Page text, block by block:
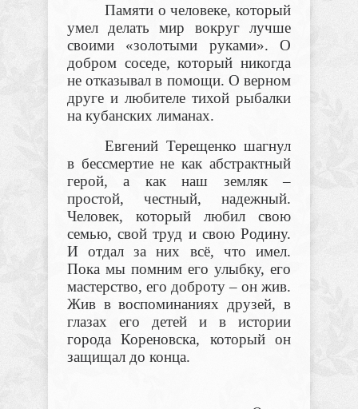
Памяти о человеке, который
умел делать мир вокруг лучше
своими «золотыми руками». О
добром соседе, который никогда
не отказывал в помощи. О верном
друге и любителе тихой рыбалки
на кубанских лиманах.
Евгений Терещенко шагнул
в бессмертие не как абстрактный
герой, а как наш земляк –
простой, честный, надежный.
Человек, который любил свою
семью, свой труд и свою Родину.
И отдал за них всё, что имел.
Пока мы помним его улыбку, его
мастерство, его доброту – он жив.
Жив в воспоминаниях друзей, в
глазах его детей и в истории
города Кореновска, который он
защищал до конца.